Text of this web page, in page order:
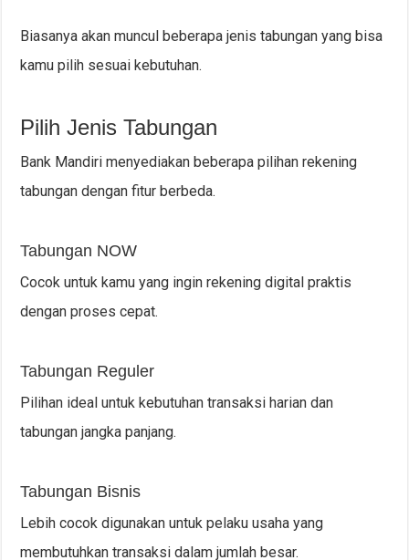
Biasanya akan muncul beberapa jenis tabungan yang bisa
kamu pilih sesuai kebutuhan.
Pilih Jenis Tabungan
Bank Mandiri menyediakan beberapa pilihan rekening
tabungan dengan fitur berbeda.
Tabungan NOW
Cocok untuk kamu yang ingin rekening digital praktis
dengan proses cepat.
Tabungan Reguler
Pilihan ideal untuk kebutuhan transaksi harian dan
tabungan jangka panjang.
Tabungan Bisnis
Lebih cocok digunakan untuk pelaku usaha yang
membutuhkan transaksi dalam jumlah besar.